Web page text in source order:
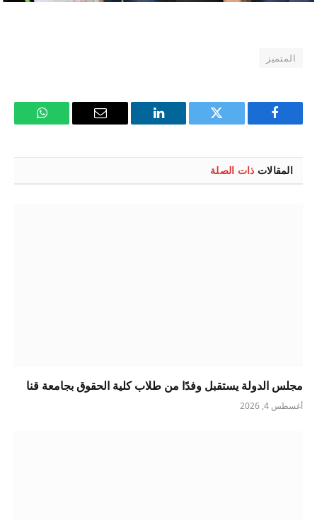
المتميز
فيسبوك تويتر لينكدإن
البريد
واتساب
المقالات ذات الصلة
مجلس الدولة يستقبل وفدًا من طلاب كلية الحقوق بجامعة قنا
أغسطس 4, 2026